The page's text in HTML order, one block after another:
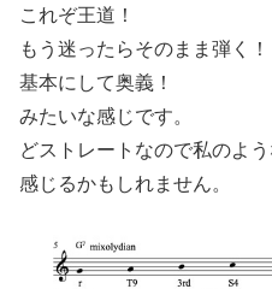
これぞ王道！
もう迷ったらそのまま弾く！
基本にして奥義！
みたいな感じです。
どストレートなので私のよ
感じるかもしれません。